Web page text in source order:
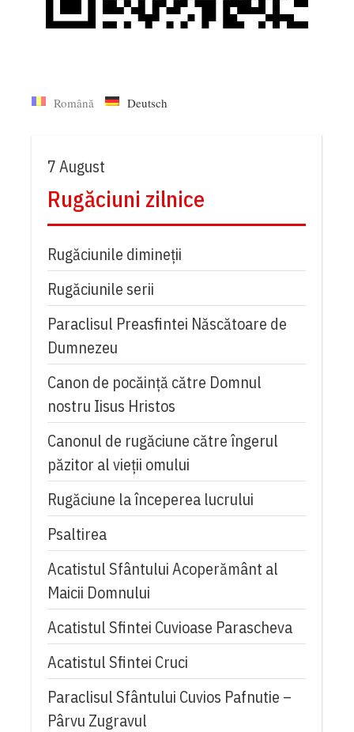
Română Deutsch
7 August
Rugăciuni zilnice
Rugăciunile dimineții
Rugăciunile serii
Paraclisul Preasfintei Născătoare de
Dumnezeu
Canon de pocăință către Domnul
nostru Iisus Hristos
Canonul de rugăciune către îngerul
păzitor al vieții omului
Rugăciune la începerea lucrului
Psaltirea
Acatistul Sfântului Acoperământ al
Maicii Domnului
Acatistul Sfintei Cuvioase Parascheva
Acatistul Sfintei Cruci
Paraclisul Sfântului Cuvios Pafnutie –
Pârvu Zugravul